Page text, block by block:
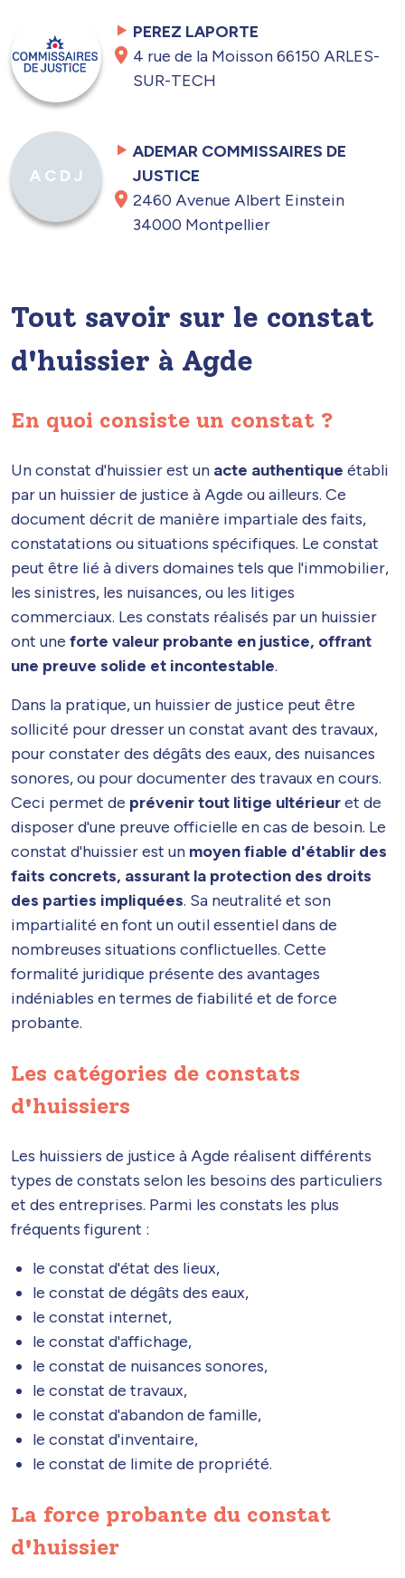
PEREZ LAPORTE
4 rue de la Moisson 66150 ARLES-
SUR-TECH
A C D J
ADEMAR COMMISSAIRES DE
JUSTICE
2460 Avenue Albert Einstein
34000 Montpellier
Tout savoir sur le constat
d'huissier à Agde
En quoi consiste un constat ?
Un constat d'huissier est un acte authentique établi
par un huissier de justice à Agde ou ailleurs. Ce
document décrit de manière impartiale des faits,
constatations ou situations spécifiques. Le constat
peut être lié à divers domaines tels que l'immobilier,
les sinistres, les nuisances, ou les litiges
commerciaux. Les constats réalisés par un huissier
ont une forte valeur probante en justice, offrant
une preuve solide et incontestable.
Dans la pratique, un huissier de justice peut être
sollicité pour dresser un constat avant des travaux,
pour constater des dégâts des eaux, des nuisances
sonores, ou pour documenter des travaux en cours.
Ceci permet de prévenir tout litige ultérieuret de
disposer d'une preuve officielle en cas de besoin. Le
constat d'huissier est un moyen fiable d'établir des
faits concrets, assurant la protection des droits
des parties impliquées. Sa neutralité et son
impartialité en font un outil essentiel dans de
nombreuses situations conflictuelles. Cette
formalité juridique présente des avantages
indéniables en termes de fiabilité et de force
probante.
Les catégories de constats
d'huissiers
Les huissiers de justice à Agde réalisent différents
types de constats selon les besoins des particuliers
et des entreprises. Parmi les constats les plus
fréquents figurent :
le constat d'état des lieux,
le constat de dégâts des eaux,
le constat internet,
le constat d'affichage,
le constat de nuisances sonores,
le constat de travaux,
le constat d'abandon de famille,
le constat d'inventaire,
le constat de limite de propriété.
La force probante du constat
d'huissier